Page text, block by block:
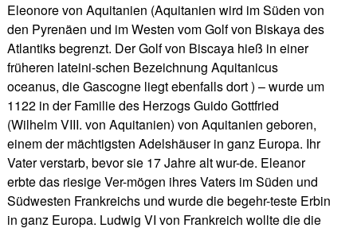
Eleonore von Aquitanien (Aquitanien wird im Süden von
den Pyrenäen und im Westen vom Golf von Biskaya des
Atlantiks begrenzt. Der Golf von Biscaya hieß in einer
früheren lateini-schen Bezeichnung Aquitanicus
oceanus, die Gascogne liegt ebenfalls dort ) – wurde um
1122 in der Familie des Herzogs Guido Gottfried
(Wilhelm VIII. von Aquitanien) von Aquitanien geboren,
einem der mächtigsten Adelshäuser in ganz Europa. Ihr
Vater verstarb, bevor sie 17 Jahre alt wur-de. Eleanor
erbte das riesige Ver-mögen ihres Vaters im Süden und
Südwesten Frankreichs und wurde die begehr-teste Erbin
in ganz Europa. Ludwig VI von Frankreich wollte die die